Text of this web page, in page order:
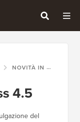
NOVITÀ IN WORDPRESS 4.5
4.5
del